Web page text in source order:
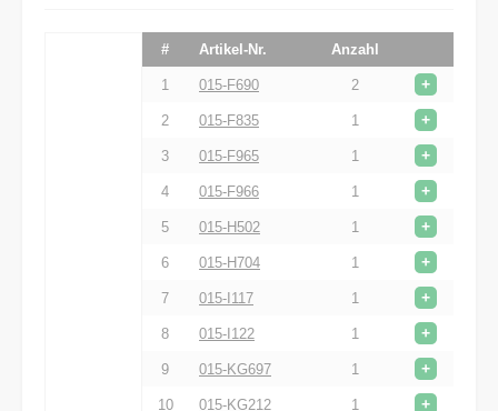
# Artikel-Nr. Anzahl
1 015-F690 2 +
2 015-F835 1 +
3 015-F965 1 +
4 015-F966 1 +
5 015-H502 1 +
6 015-H704 1 +
7 015-I117 1 +
8 015-I122 1 +
9 015-KG697 1 +
10 015-KG212 1 +